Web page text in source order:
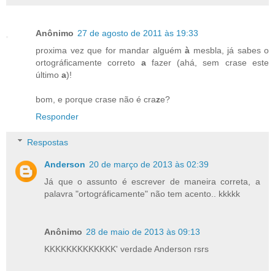
Anônimo 27 de agosto de 2011 às 19:33
proxima vez que for mandar alguém à mesbla, já sabes o
ortográficamente correto afazer (ahá, sem crase este
último a)!
bom, e porque crase não é craze?
Responder
Respostas
Anderson 20 de março de 2013 às 02:39
Já que o assunto é escrever de maneira correta, a
palavra "ortográficamente" não tem acento.. kkkkk
Anônimo 28 de maio de 2013 às 09:13
KKKKKKKKKKKKK' verdade Anderson rsrs